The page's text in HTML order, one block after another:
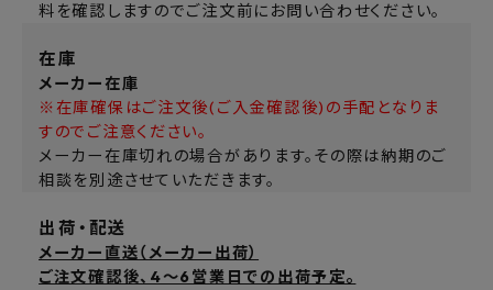
料を確認しますのでご注文前にお問い合わせください。
在庫
メーカー在庫
※在庫確保はご注文後(ご入金確認後)の手配となりま
すのでご注意ください。
メーカー在庫切れの場合があります。その際は納期のご
相談を別途させていただきます。
出荷・配送
メーカー直送（メーカー出荷）
ご注文確認後、4～6営業日での出荷予定。